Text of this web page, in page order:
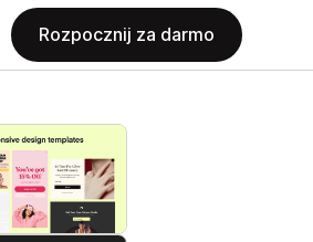
Rozpocznij za darmo